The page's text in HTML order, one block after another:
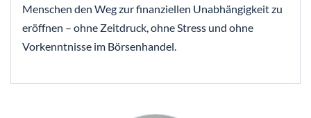
Menschen den Weg zur finanziellen Unabhängigkeit zu
eröffnen – ohne Zeitdruck, ohne Stress und ohne
Vorkenntnisse im Börsenhandel.